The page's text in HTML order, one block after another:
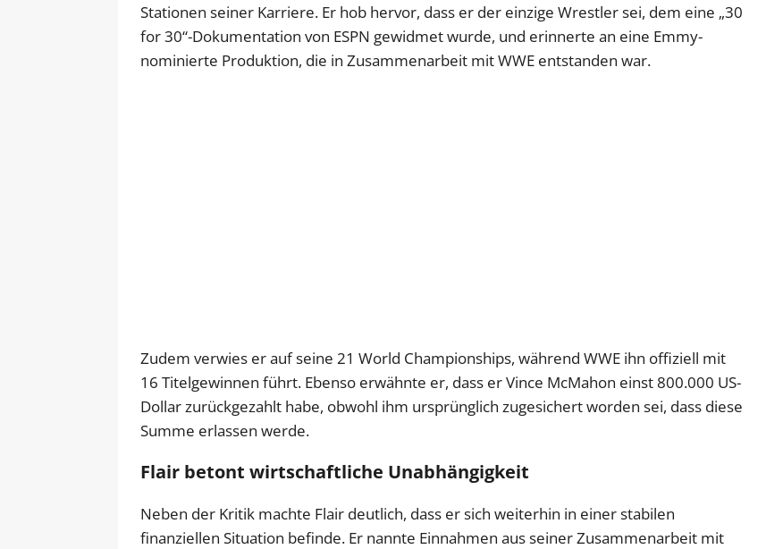
Stationen seiner Karriere. Er hob hervor, dass er der einzige Wrestler sei, dem eine „30
for 30“-Dokumentation von ESPN gewidmet wurde, und erinnerte an eine Emmy-
nominierte Produktion, die in Zusammenarbeit mit WWE entstanden war.
Zudem verwies er auf seine 21 World Championships, während WWE ihn offiziell mit
16 Titelgewinnen führt. Ebenso erwähnte er, dass er Vince McMahon einst 800.000 US-
Dollar zurückgezahlt habe, obwohl ihm ursprünglich zugesichert worden sei, dass diese
Summe erlassen werde.
Flair betont wirtschaftliche Unabhängigkeit
Neben der Kritik machte Flair deutlich, dass er sich weiterhin in einer stabilen
finanziellen Situation befinde. Er nannte Einnahmen aus seiner Zusammenarbeit mit